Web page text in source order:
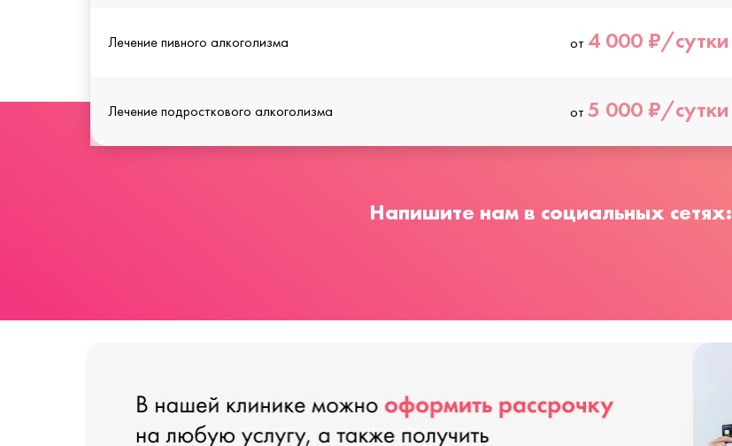
Лечение пивного алкоголизма от 4 000 ₽/сутки
Лечение подросткового алкоголизма от 5 000 ₽/сутки
Напишите нам в социальных сетях: